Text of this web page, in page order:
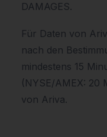
DAMAGES.
Für Daten von
nach den
mindestens 15
(NYSE/AMEX: 20
von Ariva.